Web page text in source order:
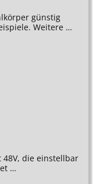
günstig
Weitere …
48V, die einstellbar
…